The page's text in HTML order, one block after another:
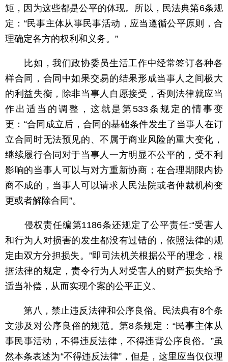
矩，因为这些都是公平的体现。所以，民法典第6条规
定：“民事主体从事民事活动，应当遵循公平原则，合
理确定各方的权利和义务。”
比如，我们政协委员生活工作中经常签订各种各
样合同，合同中如果交易的结果形成当事人之间极大
的利益失衡，除非当事人自愿接受，否则法律就应当
作出适当的调整，这就是第533条规定的情事变
更：“合同成立后，合同的基础条件发生了当事人在订
立合同时无法预见的、不属于商业风险的重大变化，
继续履行合同对于当事人一方明显不公平的，受不利
影响的当事人可以与对方重新协商；在合理期限内协
商不成的，当事人可以请求人民法院或者仲裁机构变
更或者解除合同”。
侵权责任编第1186条还规定了公平责任:“受害人
和行为人对损害的发生都没有过错的，依照法律的规
定由双方分担损失。”即司法机关根据公平的理念，根
据法律的规定，责令行为人对受害人的财产损失给予
适当补偿，从而实现个案的公平正义。
第八，禁止违反法律和公序良俗。民法典有8个条
文涉及对公序良俗的规范。第8条规定：“民事主体从
事民事活动，不得违反法律，不得违背公序良俗。”虽
然本条表述为“不得违反法律”，但是，这里应当仅仅理